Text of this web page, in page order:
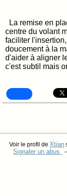
La remise en
centre du volant
faciliter
doucement à la
d'aider à aligner
c'est subtil mais
Voir le profil deXtian
Signaler un abus